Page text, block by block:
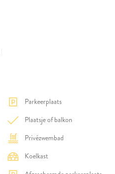
Parkeerplaats
Plaatsje of balkon
Privézwembad
Koelkast